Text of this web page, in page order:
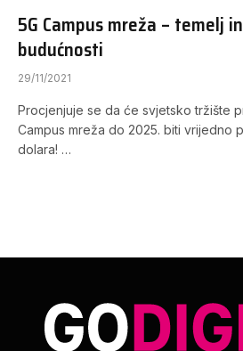
5G Campus mreža – temelj
budućnosti
29/11/2021
Procjenjuje se da će svjetsko tržište
Campus mreža do 2025. biti vrijedno
dolara! …